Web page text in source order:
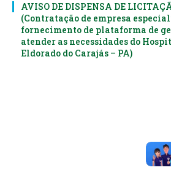
AVISO DE DISPENSA DE
(Contratação de empresa
fornecimento de plataforma de
atender as necessidades do
Eldorado do Carajás – PA)